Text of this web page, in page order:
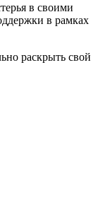
в своими
в рамках
раскрыть свой